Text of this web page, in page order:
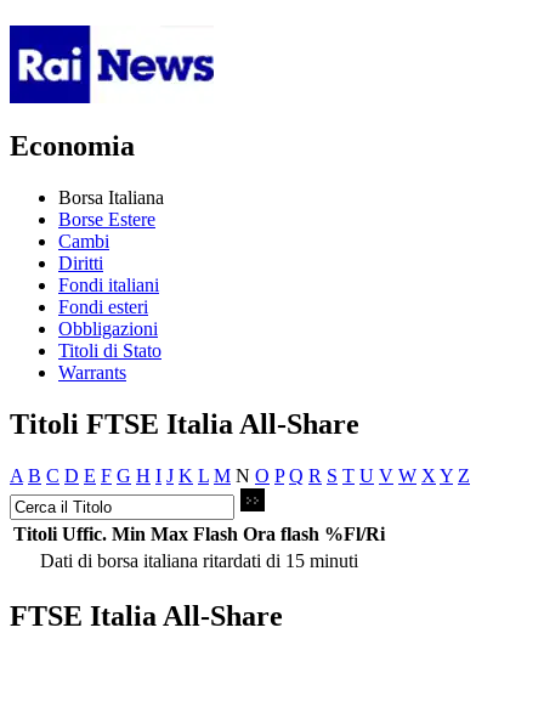
Economia
Borsa Italiana
Borse Estere
Cambi
Diritti
Fondi italiani
Fondi esteri
Obbligazioni
Titoli di Stato
Warrants
Titoli FTSE Italia All-Share
A B C D E F G H I J K L M N O P Q R S T U V W X Y Z
Titoli Uffic. Min Max Flash Ora flash %Fl/Ri
Dati di borsa italiana ritardati di 15 minuti
FTSE Italia All-Share